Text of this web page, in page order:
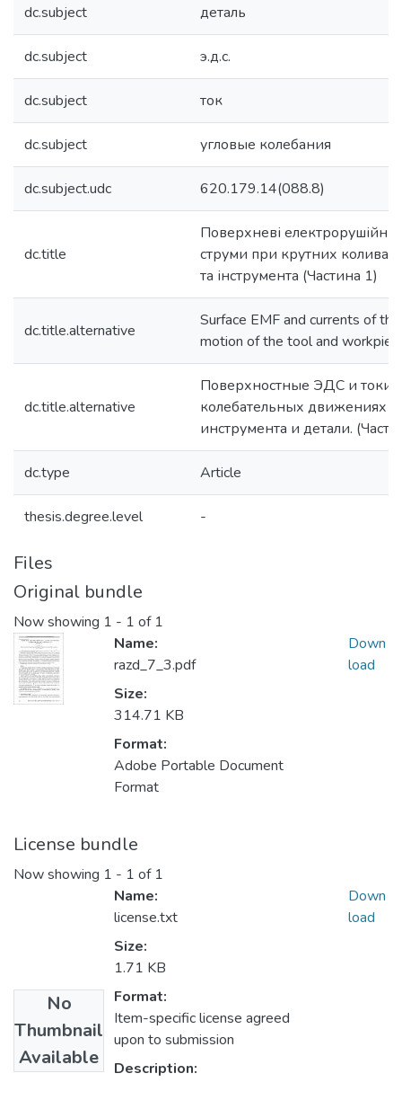
dc.subject деталь
dc.subject э.д.с.
dc.subject ток
dc.subject угловые колебания
dc.subject.udc 620.179.14(088.8)
dc.title
Поверхневі електрорушійні
струми при крутних
та інструмента (Частина 1)
dc.title.alternative
Surface EMF and currents of
motion of the tool and
dc.title.alternative
Поверхностные ЭДС и токи
колебательных движениях
инструмента и детали. (Часть
dc.type Article
thesis.degree.level -
Files
Original bundle
Now showing 1 - 1 of 1
Name:
razd_7_3.pdf
Size:
314.71 KB
Format:
Adobe Portable Document
Format
Down
load
License bundle
Now showing 1 - 1 of 1
No
Thumbnail
Available
Name:
license.txt
Size:
1.71 KB
Format:
Item-specific license agreed
upon to submission
Description:
Down
load